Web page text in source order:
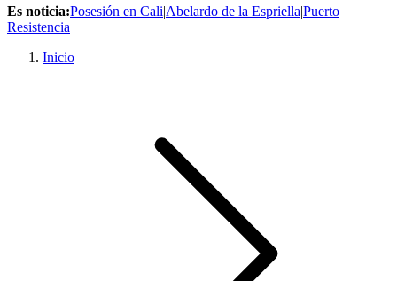
Es noticia:Posesión en Cali|Abelardo de la Espriella|Puerto
Resistencia
Inicio